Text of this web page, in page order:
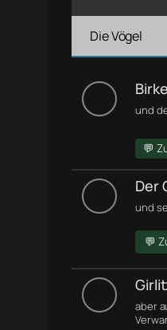
Die Vögel
und
💬
Der
und
💬
aber